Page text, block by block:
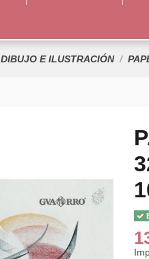
DIBUJO E ILUSTRACIÓN